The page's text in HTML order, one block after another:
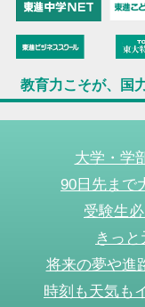
教育力こそが、国
大学・学
90日先まで
受験生
きっ
将来の夢や進
時刻も天気も